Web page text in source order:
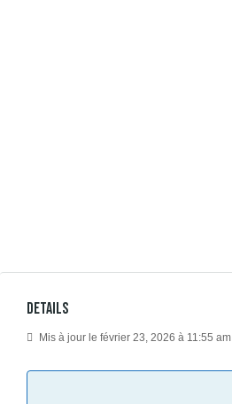
Details
Mis à jour le février 23, 2026 à 11:55 am